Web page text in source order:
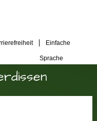
Einfache
Sprache